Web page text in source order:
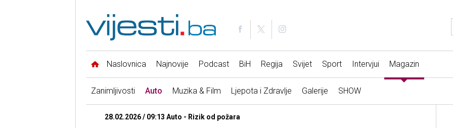
Naslovnica Najnovije Podcast BiH Regija Svijet Sport Intervjui Magazin
Zanimljivosti Auto Muzika & Film Ljepota i Zdravlje Galerije SHOW
28.02.2026 / 09:13 Auto - Rizik od požara